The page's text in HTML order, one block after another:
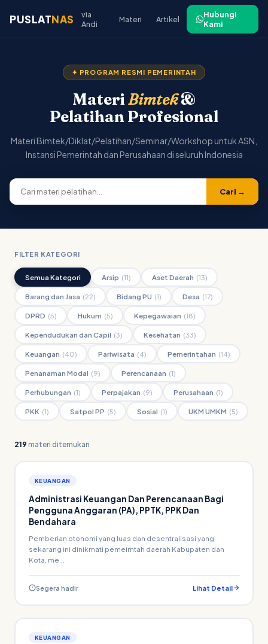
PUSLATNAS
via
Andi
Materi Artikel
Hubungi
Kami
✦ PROGRAM RESMI PEMERINTAH
MateriBimtek&
Pelatihan Profesional
Materi Bimtek/Diklat/Pelatihan/Seminar/Workshop untuk ASN,
Instansi Pemerintah dan Perusahaan di seluruh Indonesia
Cari →
FILTER KATEGORI
Semua Kategori Arsip (11) Aset Daerah (13)
Barang dan Jasa (22) Bidang PU (1) Desa (17)
DPRD (5) Hukum (5) Kepegawaian (18)
Kependudukan dan Capil (3) Kesehatan (33)
Keuangan (40) Pariwisata (4) Pemerintahan (14)
Penanaman Modal (9) Perencanaan (1)
Perhubungan (1) Perpajakan (9) Perusahaan (1)
PKK (1) Satpol PP (5) Sosial (1) UKM UMKM (5)
219 materi ditemukan
KEUANGAN
Administrasi Keuangan Dan Perencanaan Bagi
Pengguna Anggaran (PA), PPTK, PPK Dan
Bendahara
Pemberian otonomi yang luas dan desentralisasi yang
sekarang ini dinikmati pemeirntah daerah Kabupaten dan
Kota, me...
Segera hadir Lihat Detail
KEUANGAN